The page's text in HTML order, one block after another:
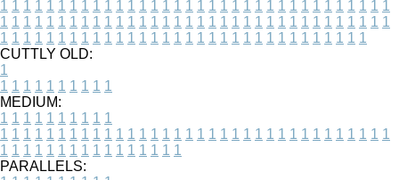
1 1 1 1 1 1 1 1 1 1 1 1 1 1 1 1 1 1 1 1 1 1 1 1 1 1 1 1 1 1 1 1 1 1
1 1 1 1 1 1 1 1 1 1 1 1 1 1 1 1 1 1 1 1 1 1 1 1 1 1 1 1 1 1 1 1 1 1
1 1 1 1 1 1 1 1 1 1 1 1 1 1 1 1 1 1 1 1 1 1 1 1 1 1 1 1 1 1 1 1
CUTTLY OLD:
1
1 1 1 1 1 1 1 1 1 1
MEDIUM:
1 1 1 1 1 1 1 1 1 1
1 1 1 1 1 1 1 1 1 1 1 1 1 1 1 1 1 1 1 1 1 1 1 1 1 1 1 1 1 1 1 1 1 1
1 1 1 1 1 1 1 1 1 1 1 1 1 1 1 1
PARALLELS: